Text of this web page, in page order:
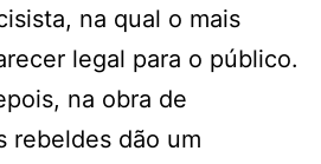
na qual o mais
legal para o público.
na obra de
rebeldes dão um